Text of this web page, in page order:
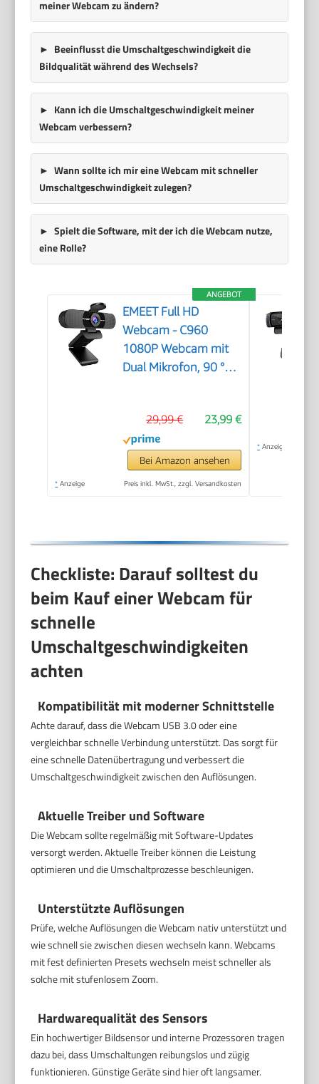
meiner Webcam zu ändern?
Beeinflusst die Umschaltgeschwindigkeit die
Bildqualität während des Wechsels?
Kann ich die Umschaltgeschwindigkeit meiner
Webcam verbessern?
Wann sollte ich mir eine Webcam mit schneller
Umschaltgeschwindigkeit zulegen?
Spielt die Software, mit der ich die Webcam nutze,
eine Rolle?
ANGEBOT
EMEET Full HD
Webcam - C960
1080P Webcam mit
Dual Mikrofon, 90 °
Lichtkorrektur, Plug &
Play, für Linux, Win10,
Mac OS X, YouTube,
Skype, zum Konferenz
23,99 €
29,99 €
Bei Amazon ansehen
* Anzeige Preis inkl. MwSt., zzgl. Versandkosten
* Anzeige
Checkliste: Darauf solltest du
beim Kauf einer Webcam für
schnelle
Umschaltgeschwindigkeiten
achten
Kompatibilität mit moderner Schnittstelle
Achte darauf, dass die Webcam USB 3.0 oder eine
vergleichbar schnelle Verbindung unterstützt. Das sorgt für
eine schnelle Datenübertragung und verbessert die
Umschaltgeschwindigkeit zwischen den Auflösungen.
Aktuelle Treiber und Software
Die Webcam sollte regelmäßig mit Software-Updates
versorgt werden. Aktuelle Treiber können die Leistung
optimieren und die Umschaltprozesse beschleunigen.
Unterstützte Auflösungen
Prüfe, welche Auflösungen die Webcam nativ unterstützt und
wie schnell sie zwischen diesen wechseln kann. Webcams
mit fest definierten Presets wechseln meist schneller als
solche mit stufenlosem Zoom.
Hardwarequalität des Sensors
Ein hochwertiger Bildsensor und interne Prozessoren tragen
dazu bei, dass Umschaltungen reibungslos und zügig
funktionieren. Günstige Geräte sind hier oft langsamer.